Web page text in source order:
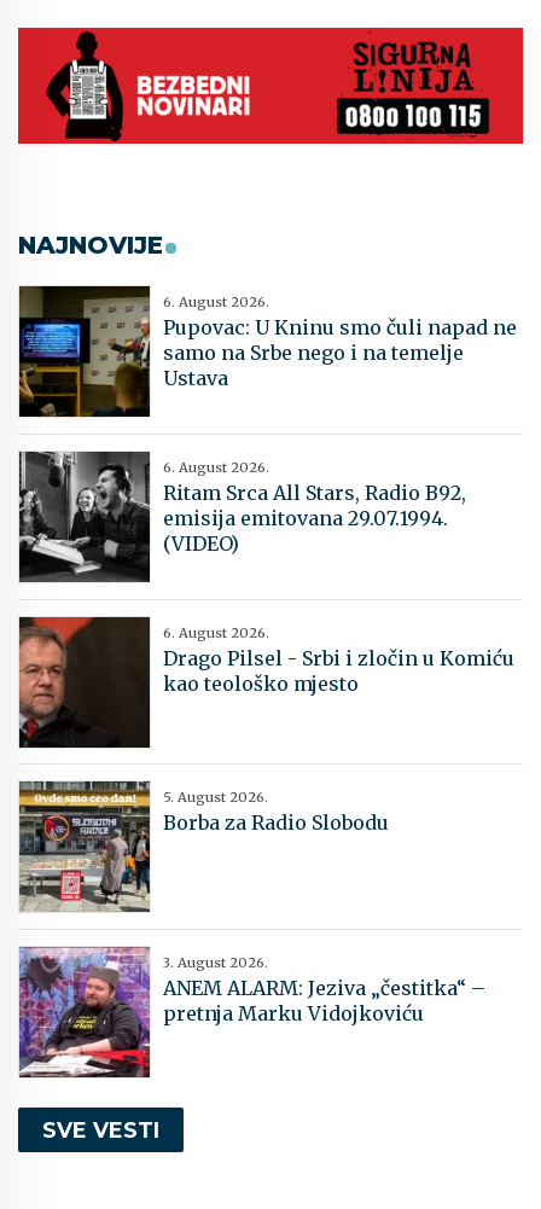
NAJNOVIJE
6. August 2026.
Pupovac: U Kninu smo čuli napad ne
samo na Srbe nego i na temelje
Ustava
6. August 2026.
Ritam Srca All Stars, Radio B92,
emisija emitovana 29.07.1994.
(VIDEO)
6. August 2026.
Drago Pilsel - Srbi i zločin u Komiću
kao teološko mjesto
5. August 2026.
Borba za Radio Slobodu
3. August 2026.
ANEM ALARM: Jeziva „čestitka“ –
pretnja Marku Vidojkoviću
SVE VESTI